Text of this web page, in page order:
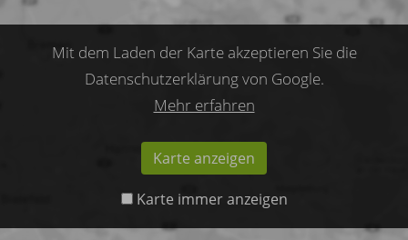
Mit dem Laden der Karte akzeptieren Sie die
Datenschutzerklärung von Google.
Mehr erfahren
Karte anzeigen
Karte immer anzeigen